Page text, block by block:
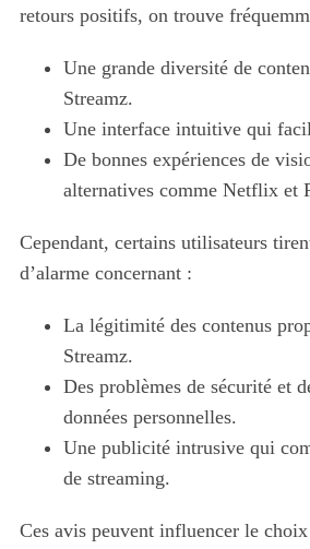
retours positifs, on trouve
Une grande diversité de
Streamz.
Une interface intuitive qui
De bonnes expériences de
alternatives comme Netflix et
Cependant, certains utilisateurs
d’alarme concernant :
La légitimité des contenus
Streamz.
Des problèmes de sécurité et
données personnelles.
Une publicité intrusive qui
de streaming.
Ces avis peuvent influencer le